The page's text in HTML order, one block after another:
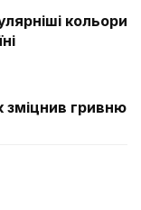
кольори
зміцнив гривню